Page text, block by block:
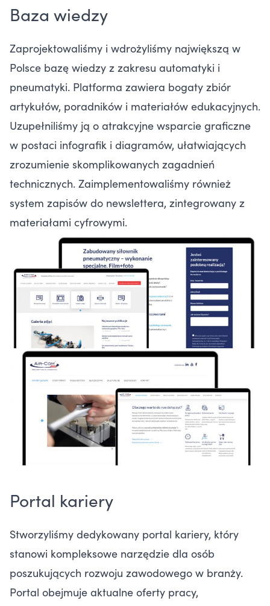
Baza wiedzy
Zaprojektowaliśmy i wdrożyliśmy największą w
Polsce bazę wiedzy z zakresu automatyki i
pneumatyki. Platforma zawiera bogaty zbiór
artykułów, poradników i materiałów edukacyjnych.
Uzupełniliśmy ją o atrakcyjne wsparcie graficzne
w postaci infografik i diagramów, ułatwiających
zrozumienie skomplikowanych zagadnień
technicznych. Zaimplementowaliśmy również
system zapisów do newslettera, zintegrowany z
materiałami cyfrowymi.
Portal kariery
Stworzyliśmy dedykowany portal kariery, który
stanowi kompleksowe narzędzie dla osób
poszukujących rozwoju zawodowego w branży.
Portal obejmuje aktualne oferty pracy,